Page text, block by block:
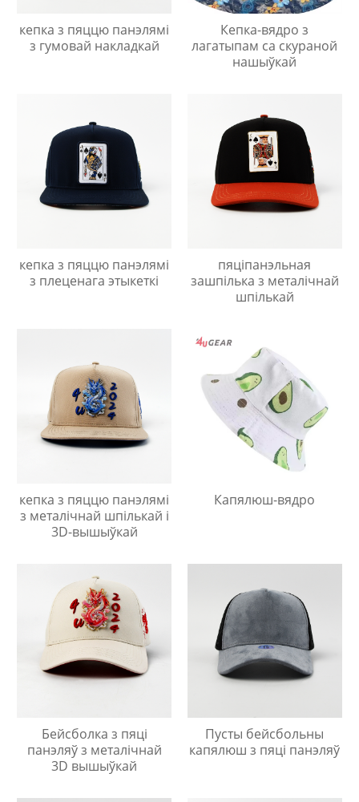
кепка з пяццю панэлямі
з гумовай накладкай
Кепка-вядро з
лагатыпам са скураной
нашыўкай
кепка з пяццю панэлямі
з плеценага этыкеткі
пяціпанэльная
зашпілька з металічнай
шпількай
кепка з пяццю панэлямі
з металічнай шпількай і
3D-вышыўкай
Капялюш-вядро
Бейсболка з пяці
панэляў з металічнай
3D вышыўкай
Пусты бейсбольны
капялюш з пяці панэляў